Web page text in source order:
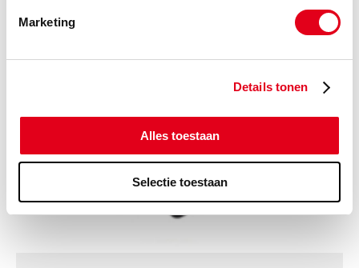
Marketing
Details tonen
Alles toestaan
Selectie toestaan